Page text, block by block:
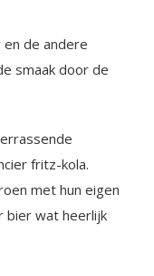
de andere
smaak door de
fritz-kola.
met hun eigen
bier wat heerlijk